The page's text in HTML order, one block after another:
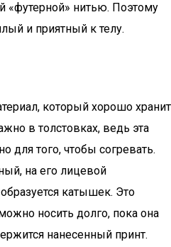
«футерной» нитью. Поэтому
и приятный к телу.
который хорошо хранит
в толстовках, ведь эта
для того, чтобы согревать.
на его лицевой
катышек. Это
носить долго, пока она
нанесенный принт.